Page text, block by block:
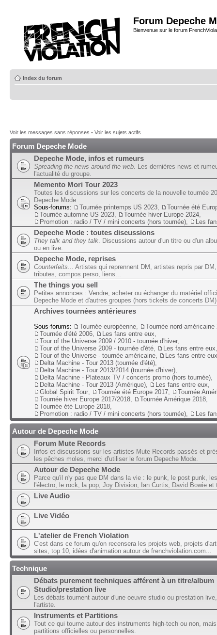
Forum Depeche
Bienvenue sur le forum
Index du forum
Voir les messages sans réponses • Voir les sujets actifs
Forum Depeche Mode
Depeche Mode, infos et rumeurs
Spreading the news around the web . Les dernières news et
l'actualité du groupe.
Memento Mori Tour 2023
Toutes les discussions sur les concerts de la nouvelle tournée
Depeche Mode
Sous-forums:
Tournée printemps US 2023
Tournée été
Tournée automne US 2023
Tournée hiver Europe 2024
Promotion : radio / TV / mini concerts (hors tournée)
Les
Depeche Mode : toutes discussions
They talk and they talk . Discussions autour d'un titre ou d'un
ou en live.
Depeche Mode, reprises
Counterfeits ... Artistes qui reprennent DM, artistes repris par
tributes, compos perso, liens...
The things you sell
Petites annonces : Vendre, acheter ou échanger du matériel
Depeche Mode et d'autres groupes (hors tickets de concerts DM)
Archives tournées antérieures
Sous-forums: Tournée européenne
Tournée nord-américaine
Tournée d'été 2006
Les fans entre eux
Tour of the Universe 2009 / 2010 - tournée d'hiver
Tour of the Universe 2009 - tournée d'été
Les fans entre eux
Tour of the Universe - tournée américaine
Les fans entre eux
Delta Machine - Tour 2013 (tournée d'été)
Delta Machine - Tour 2013/2014 (tournée d'hiver)
Delta Machine - Plateaux TV / concerts promo (hors tournée)
Delta Machine - Tour 2013 (Amérique)
Les fans entre eux
Global Spirit Tour
Tournée été Europe 2017
Tournée
Tournée hiver Europe 2017/2018
Tournée Amérique 2018
Tournée été Europe 2018
Promotion : radio / TV / mini concerts (hors tournée)
Les
Autour de Depeche Mode
Forum Mute Records
Infos et discussions sur les artistes Mute Records passés et
les pêches moles, merci d'utiliser le forum Depeche Mode.
Autour de Depeche Mode
Parce qu'il n'y pas que DM dans la vie : le punk, le post punk,
l'électro, le rock, la pop, Joy Division, Ian Curtis, David Bowie et
Live Audio
Live Vidéo
L'atelier de French Violation
C'est dans ce forum qu'on recensera les projets web, projets
sites, top 10, idées d'animation autour de frenchviolation.com...
Technique
Débats purement techniques afférent à un titre/album
Studio/prestation live
Les débats tournent autour d'une oeuvre studio ou prestation
l'artiste.
Instruments et Partitions
Tout ce qui tourne autour des instruments high-tech ou non,
partitions officielles ou personnelles.